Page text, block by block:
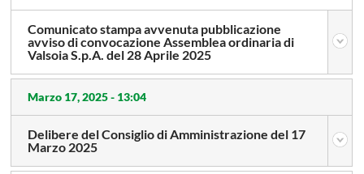
Comunicato stampa avvenuta pubblicazione
avviso di convocazione Assemblea ordinaria di
Valsoia S.p.A. del 28 Aprile 2025
Marzo 17, 2025 - 13:04
Delibere del Consiglio di Amministrazione del 17
Marzo 2025